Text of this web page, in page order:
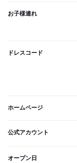
お子様連れ
ドレスコード
ホームページ
公式アカウント
オープン日